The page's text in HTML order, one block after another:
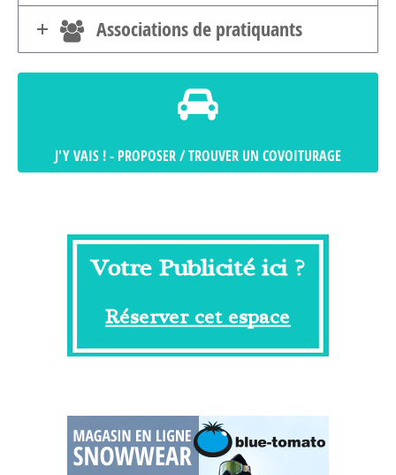
Associations de pratiquants
J'Y VAIS ! - PROPOSER / TROUVER UN COVOITURAGE